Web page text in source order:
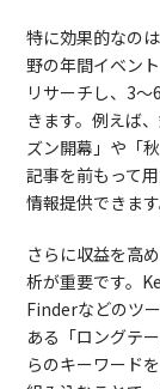
特に効果的なの
野の年間イベン
リサーチし、3
きます。例えば
ズン開幕」や「
記事を前もって
情報提供できます
さらに収益を高
析が重要です。
Finderなどのツ
ある「ロングテ
らのキーワード